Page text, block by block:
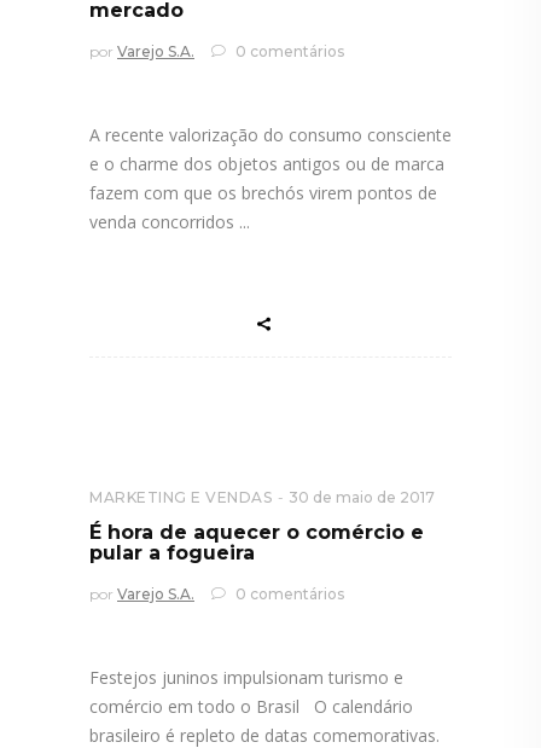
mercado
por Varejo S.A. 0 comentários
A recente valorização do consumo consciente
e o charme dos objetos antigos ou de marca
fazem com que os brechós virem pontos de
venda concorridos
MARKETING E VENDAS 30 de maio de 2017
É hora de aquecer o comércio e
pular a fogueira
por Varejo S.A. 0 comentários
Festejos juninos impulsionam turismo e
comércio em todo o Brasil O calendário
brasileiro é repleto de datas comemorativas.